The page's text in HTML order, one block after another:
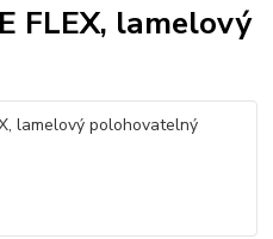
FLEX, lamelový